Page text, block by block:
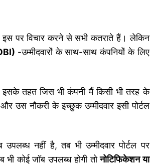
पर विचार करने से सभी कतराते हैं। लेकिन
-उम्मीदवारों के साथ-साथ कंपनियों के लिए
इसके तहत जिस भी कंपनी मैं किसी भी तरह के
उस नौकरी के इच्छुक उम्मीदवार इसी पोर्टल
नहीं है, तब भी उम्मीदवार पोर्टल पर
कोई जॉब उपलब्ध होगी तोनोटिफिकेशन या